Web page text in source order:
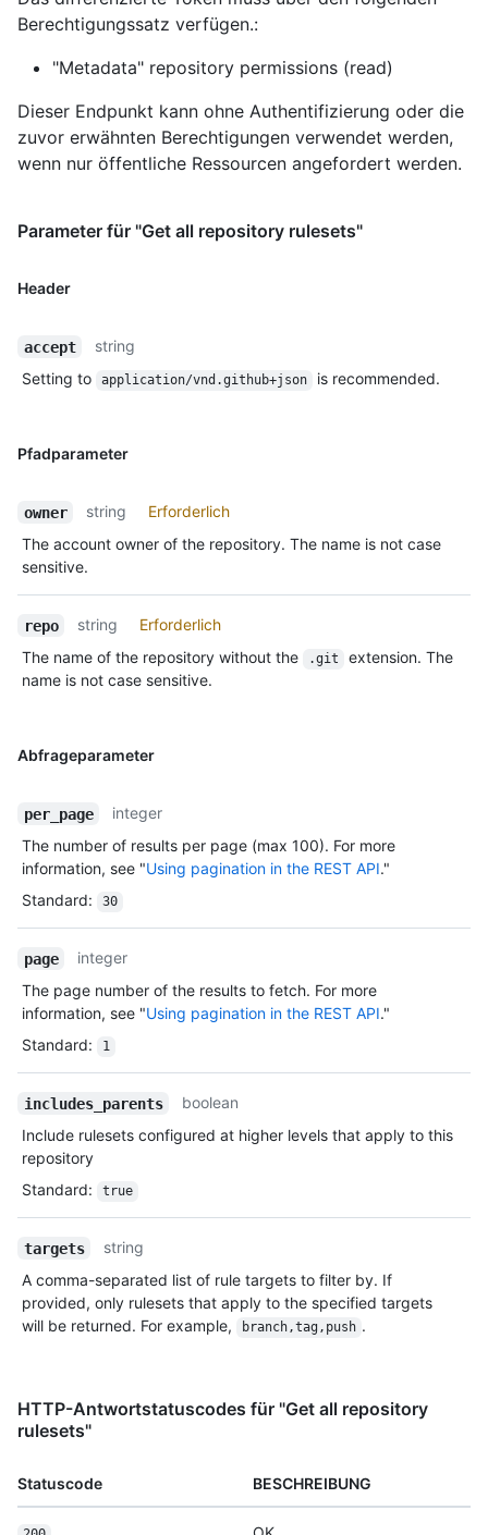
Berechtigungssatz verfügen.:
"Metadata" repository permissions (read)
Dieser Endpunkt kann ohne Authentifizierung oder die
zuvor erwähnten Berechtigungen verwendet werden,
wenn nur öffentliche Ressourcen angefordert werden.
Parameter für "Get all repository rulesets"
Header
accept
string
Setting to
application/vnd.github+json is recommended.
Pfadparameter
owner string
Erforderlich
The account owner of the repository. The name is not case
sensitive.
repo string
Erforderlich
The name of the repository without the
.git
extension. The
name is not case sensitive.
Abfrageparameter
per_page
integer
The number of results per page (max 100). For more
information, see "Using pagination in the REST API."
Standard: 30
page
integer
The page number of the results to fetch. For more
information, see "Using pagination in the REST API."
Standard: 1
includes_parents
boolean
Include rulesets configured at higher levels that apply to this
repository
Standard: true
targets
string
A comma-separated list of rule targets to filter by. If
provided, only rulesets that apply to the specified targets
will be returned. For example,
branch,tag,push .
HTTP-Antwortstatuscodes für "Get all repository
rulesets"
Statuscode BESCHREIBUNG